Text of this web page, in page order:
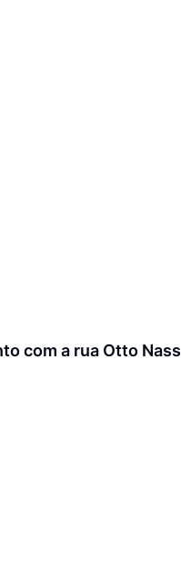
com a rua Otto Nass